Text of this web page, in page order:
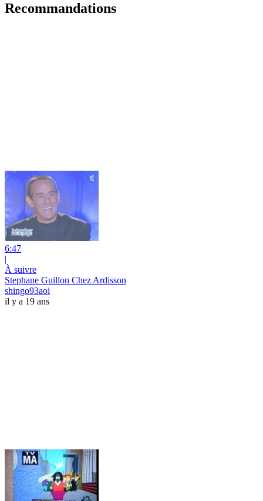
Recommandations
6:47
|
À suivre
Stephane Guillon Chez Ardisson
shingo93aoi
il y a 19 ans